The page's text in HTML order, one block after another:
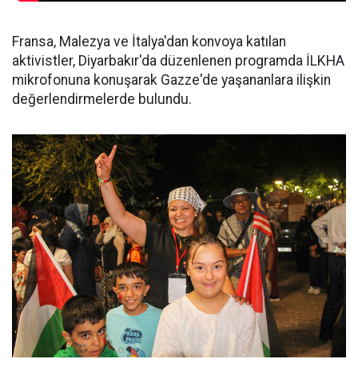
Fransa, Malezya ve İtalya'dan konvoya katılan
aktivistler, Diyarbakır'da düzenlenen programda İLKHA
mikrofonuna konuşarak Gazze'de yaşananlara ilişkin
değerlendirmelerde bulundu.